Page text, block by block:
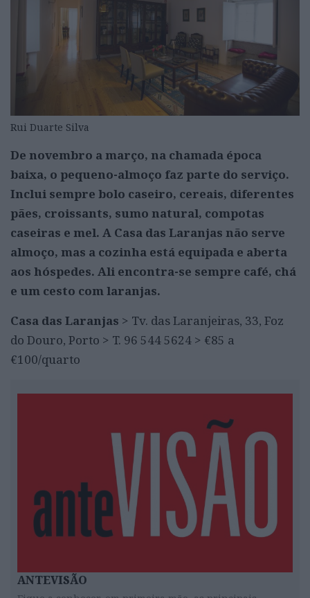
Rui Duarte Silva
De novembro a março, na chamada época
baixa, o pequeno-almoço faz parte do serviço.
Inclui sempre bolo caseiro, cereais, diferentes
pães, croissants, sumo natural, compotas
caseiras e mel. A Casa das Laranjas não serve
almoço, mas a cozinha está equipada e aberta
aos hóspedes. Ali encontra-se sempre café, chá
e um cesto com laranjas.
Casa das Laranjas > Tv. das Laranjeiras, 33, Foz
do Douro, Porto > T. 96 544 5624 > €85 a
€100/quarto
ANTEVISÃO